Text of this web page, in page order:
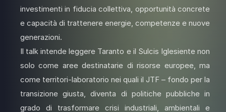
investimenti in fiducia collettiva, opportunità concrete
e capacità di trattenere energie, competenze e nuove
generazioni.
Il talk intende leggere Taranto e il Sulcis Iglesiente non
solo come aree destinatarie di risorse europee, ma
come territori-laboratorio nei quali il JTF – fondo per la
transizione giusta, diventa di politiche pubbliche in
grado di trasformare crisi industriali, ambientali e